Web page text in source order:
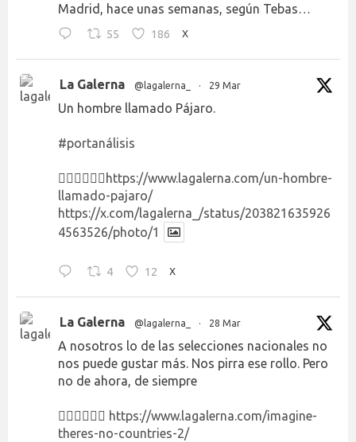
Madrid, hace unas semanas, según Tebas…
55 186 X
La Galerna @lagalerna_ · 29 Mar
Un hombre llamado Pájaro.
#portanálisis
👉🏻👉🏻👉🏻 https://www.lagalerna.com/un-hombre-
llamado-pajaro/
https://x.com/lagalerna_/status/203821635926
4563526/photo/1
4 12 X
La Galerna @lagalerna_ · 28 Mar
A nosotros lo de las selecciones nacionales no
nos puede gustar más. Nos pirra ese rollo. Pero
no de ahora, de siempre
👉🏻👉🏻👉🏻 https://www.lagalerna.com/imagine-
theres-no-countries-2/